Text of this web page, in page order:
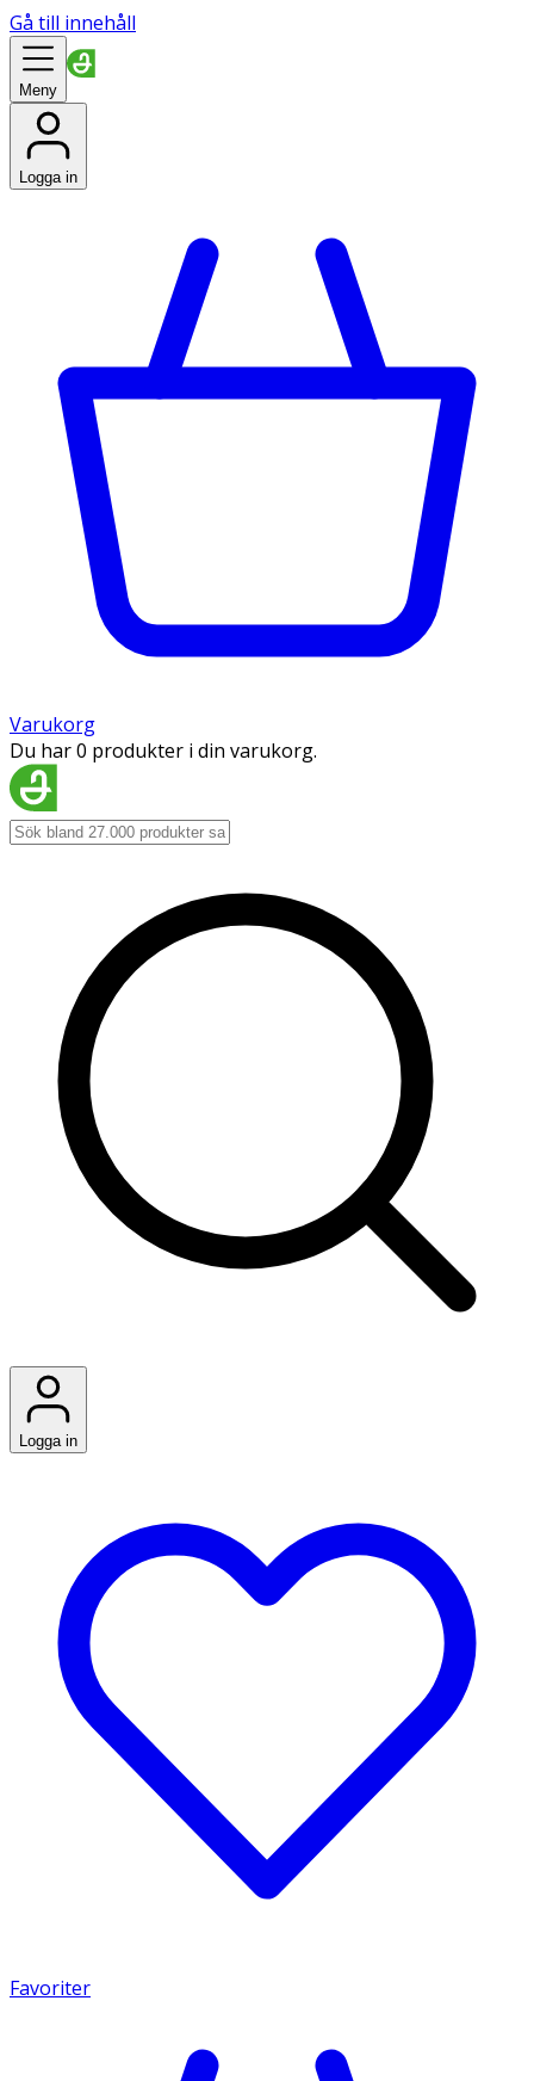
Gå till innehåll
Meny
Logga in
Varukorg
Du har 0 produkter i din varukorg.
Logga in
Favoriter